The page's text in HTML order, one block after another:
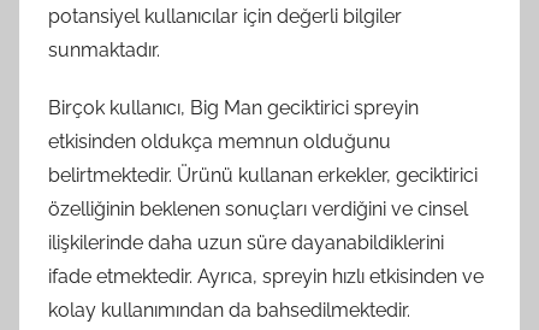
potansiyel kullanıcılar için değerli bilgiler
sunmaktadır.
Birçok kullanıcı, Big Man geciktirici spreyin
etkisinden oldukça memnun olduğunu
belirtmektedir. Ürünü kullanan erkekler, geciktirici
özelliğinin beklenen sonuçları verdiğini ve cinsel
ilişkilerinde daha uzun süre dayanabildiklerini
ifade etmektedir. Ayrıca, spreyin hızlı etkisinden ve
kolay kullanımından da bahsedilmektedir.